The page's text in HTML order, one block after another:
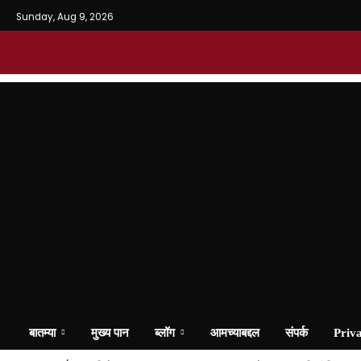
Sunday, Aug 9, 2026
बातम्या मुख्य पान ब्लॉग आमच्याबद्दल संपर्क